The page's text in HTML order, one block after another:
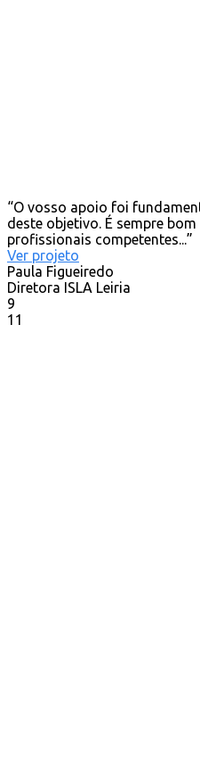
“O vosso apoio foi
deste objetivo. É sempre
profissionais competentes...”
Ver projeto
Paula Figueiredo
Diretora ISLA Leiria
9
11